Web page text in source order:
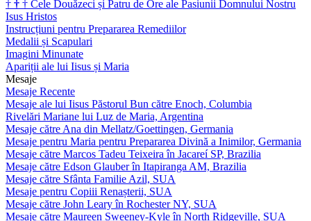
† † † Cele Douăzeci și Patru de Ore ale Pasiunii Domnului Nostru
Isus Hristos
Instrucțiuni pentru Prepararea Remediilor
Medalii și Scapulari
Imagini Minunate
Apariții ale lui Iisus și Maria
Mesaje
Mesaje Recente
Mesaje ale lui Iisus Păstorul Bun către Enoch, Columbia
Rivelări Mariane lui Luz de Maria, Argentina
Mesaje către Ana din Mellatz/Goettingen, Germania
Mesaje pentru Maria pentru Prepararea Divină a Inimilor, Germania
Mesaje către Marcos Tadeu Teixeira în Jacareí SP, Brazilia
Mesaje către Edson Glauber în Itapiranga AM, Brazilia
Mesaje către Sfânta Familie Azil, SUA
Mesaje pentru Copiii Renașterii, SUA
Mesaje către John Leary în Rochester NY, SUA
Mesaje către Maureen Sweeney-Kyle în North Ridgeville, SUA